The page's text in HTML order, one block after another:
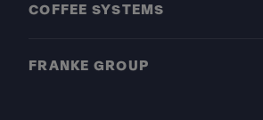
COFFEE SYSTEMS
FRANKE GROUP